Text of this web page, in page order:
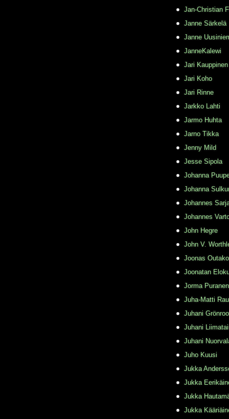
Jan-Christian
Janne Särkelä
Janne
JanneKalewi
Jari Kauppinen
Jari Koho
Jari Rinne
Jarkko Lahti
Jarmo Huhta
Jarno Tikka
Jenny Mild
Jesse Sipola
Johanna
Johanna
Johannes
Johannes
John Hegre
John V.
Joonas
Joonatan
Jorma Puranen
Juha-Matti
Juhani
Juhani
Juhani
Juho Kuusi
Jukka
Jukka
Jukka
Jukka